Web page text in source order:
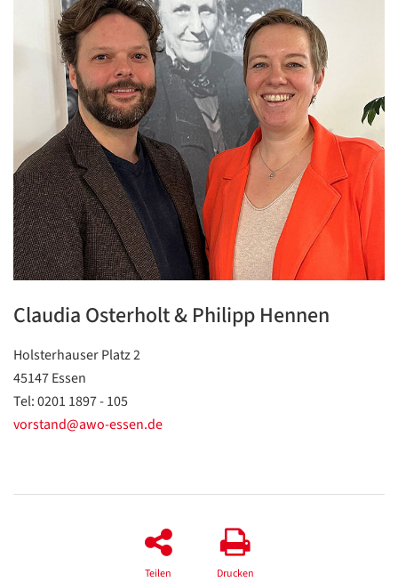
Claudia Osterholt & Philipp Hennen
Holsterhauser Platz 2
45147 Essen
Tel: 0201 1897 - 105
vorstand@awo-essen.de
Teilen Drucken
Datenschutzerklärung
Datenschutzerklärung
Datenschutzerklärung